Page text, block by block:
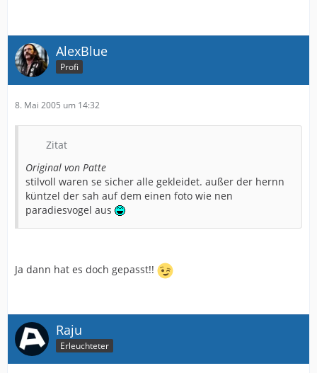
AlexBlue
Profi
8. Mai 2005 um 14:32
Zitat
Original von Patte
stilvoll waren se sicher alle gekleidet. außer der hernn
küntzel der sah auf dem einen foto wie nen
paradiesvogel aus
Ja dann hat es doch gepasst!!
Raju
Erleuchteter